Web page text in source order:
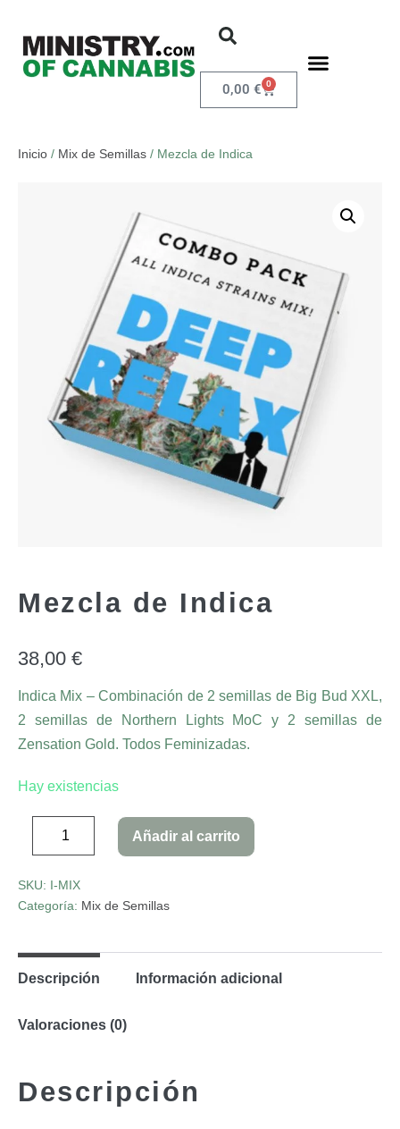
0,00 € 0
Inicio / Mix de Semillas / Mezcla de Indica
Mezcla de Indica
38,00 €
Indica Mix – Combinación de 2 semillas de Big Bud XXL,
2 semillas de Northern Lights MoC y 2 semillas de
Zensation Gold. Todos Feminizadas.
Hay existencias
Añadir al carrito
SKU: I-MIX
Categoría: Mix de Semillas
Descripción Información adicional
Valoraciones (0)
Descripción